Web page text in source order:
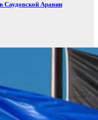
Саудовской Аравии